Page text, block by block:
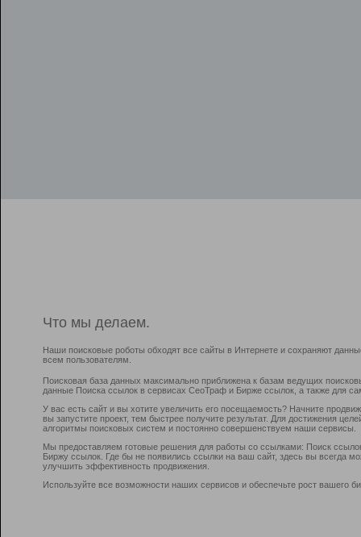
Что мы делаем.
Наши поисковые роботы обходят все сайты в Интернете и сохраняют
всем пользователям.
Поисковая база данных максимально приближена к базам ведущих
данные Поиска ссылок в сервисах СеоТраф и Бирже ссылок, а также для
У вас есть сайт и вы хотите увеличить его посещаемость? Начните
вы запустите проект, тем быстрее получите результат. Для достижения
алгоритмы поисковых систем и постоянно совершенствуем наши сервисы.
Мы предоставляем готовые решения для работы со ссылками: Поиск
Биржу ссылок. Где бы не появились ссылки на ваш сайт, здесь вы всегда
улучшить эффективность продвижения.
Используйте все возможности наших сервисов и обеспечьте рост вашего